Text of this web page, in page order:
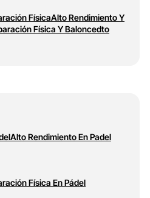
FísicaAlto Rendimiento Y
Física Y Baloncedto
Alto Rendimiento En Padel
Física En Pádel